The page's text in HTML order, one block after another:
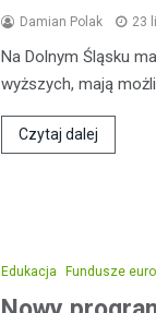
Damian Polak 23
Na Dolnym Śląsku
wyższych, mają
Czytaj dalej
Edukacja Fundusze